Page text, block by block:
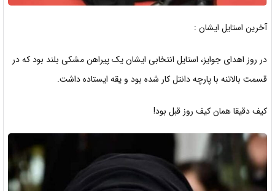
آخرین استایل ایشان :
در روز اهدای جوایز، استایل انتخابی ایشان یک پیراهن مشکی بلند بود که در
قسمت بالاتنه با پارچه دانتل کار شده بود و یقه ایستاده داشت.
کیف دقیقا همان کیف روز قبل بود!